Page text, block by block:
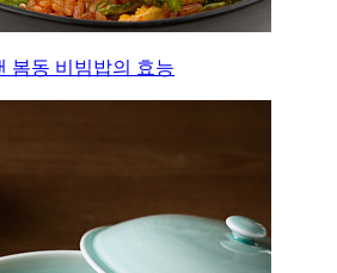
봄동 비빔밥의 효능